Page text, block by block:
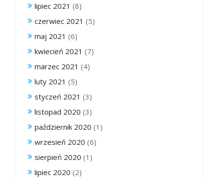
lipiec 2021 (8)
czerwiec 2021 (5)
maj 2021 (6)
kwiecień 2021 (7)
marzec 2021 (4)
luty 2021 (5)
styczeń 2021 (3)
listopad 2020 (3)
październik 2020 (1)
wrzesień 2020 (6)
sierpień 2020 (1)
lipiec 2020 (2)